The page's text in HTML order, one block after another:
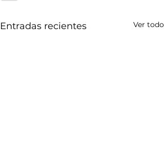
Entradas recientes Ver todo